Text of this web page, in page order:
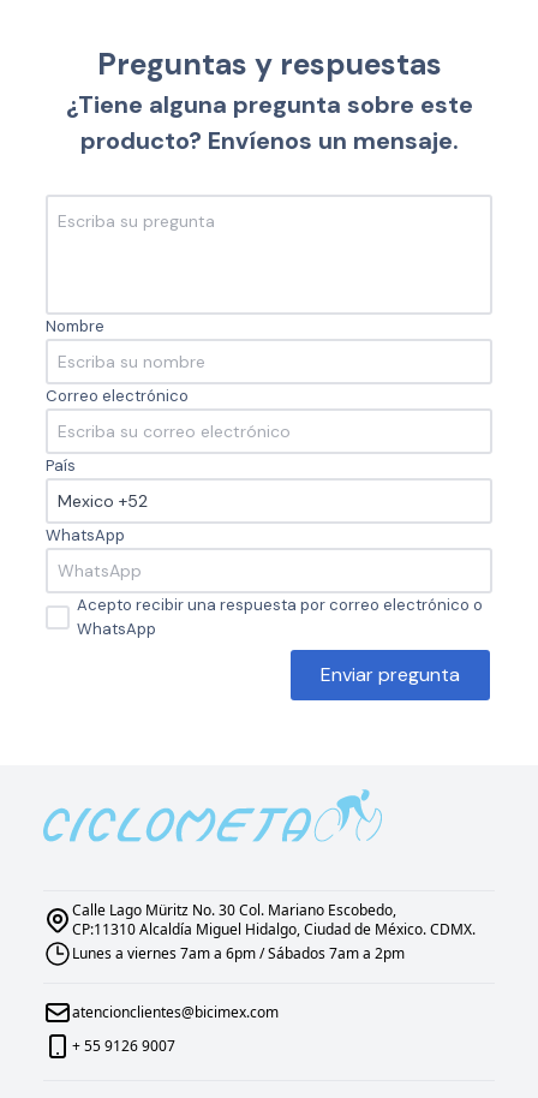
Preguntas y respuestas
¿Tiene alguna pregunta sobre este
producto? Envíenos un mensaje.
Nombre
Correo electrónico
País
WhatsApp
Acepto recibir una respuesta por correo electrónico o
WhatsApp
Enviar pregunta
Calle Lago Müritz No. 30 Col. Mariano Escobedo,
CP:11310 Alcaldía Miguel Hidalgo, Ciudad de México. CDMX.
Lunes a viernes 7am a 6pm / Sábados 7am a 2pm
atencionclientes@bicimex.com
+ 55 9126 9007